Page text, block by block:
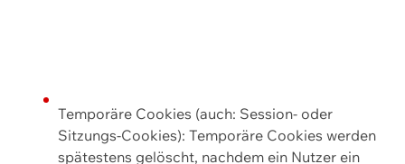
Temporäre Cookies (auch: Session- oder
Sitzungs-Cookies): Temporäre Cookies werden
spätestens gelöscht, nachdem ein Nutzer ein